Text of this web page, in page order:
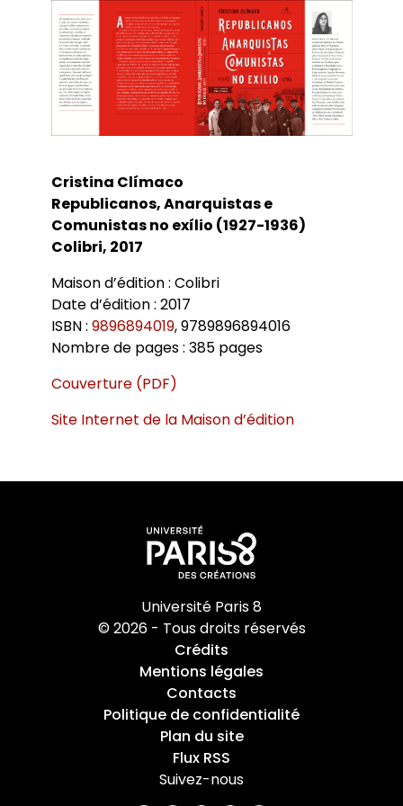
Agenda
Séminaires et conférences
Journées d’études
Colloques
Soutenances de doctorat
Soutenances HDR
Les Revues du LER
Revue Pandora
Cuadernos LIRICO
Cahiers ALHIM
Publications
Ouvrages
Dossiers et numéros de revues
Le LER sur Vimeo
Cristina Clímaco
Republicanos, Anarquistas e
Comunistas no exílio (1927-1936)
Colibri, 2017
Maison d’édition : Colibri
Date d’édition : 2017
ISBN : 9896894019, 9789896894016
Nombre de pages : 385 pages
Couverture (PDF)
Site Internet de la Maison d’édition
Université Paris 8
© 2026 - Tous droits réservés
Crédits
Mentions légales
Contacts
Politique de confidentialité
Plan du site
Flux RSS
Suivez-nous